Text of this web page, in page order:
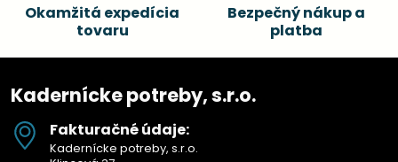
Okamžitá expedícia
tovaru
Bezpečný nákup a
platba
Kadernícke potreby, s.r.o.
Fakturačné údaje:
Kadernícke potreby, s.r.o.